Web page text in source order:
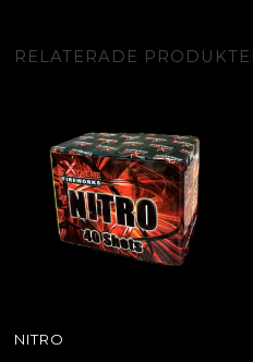
RELATERADE
NITRO